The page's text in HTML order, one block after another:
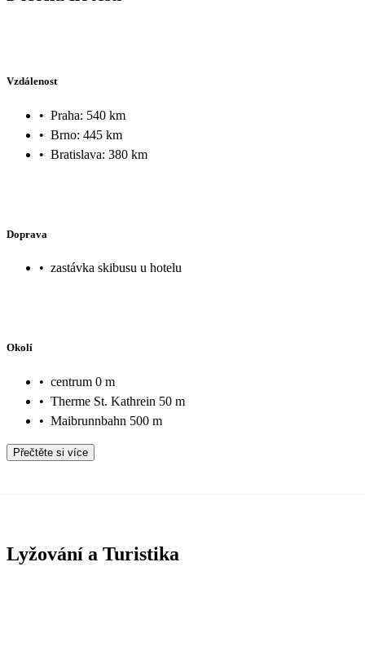
Vzdálenost
• Praha: 540 km
• Brno: 445 km
• Bratislava: 380 km
Doprava
• zastávka skibusu u hotelu
Okolí
• centrum 0 m
• Therme St. Kathrein 50 m
• Maibrunnbahn 500 m
Přečtěte si více
Lyžování a Turistika